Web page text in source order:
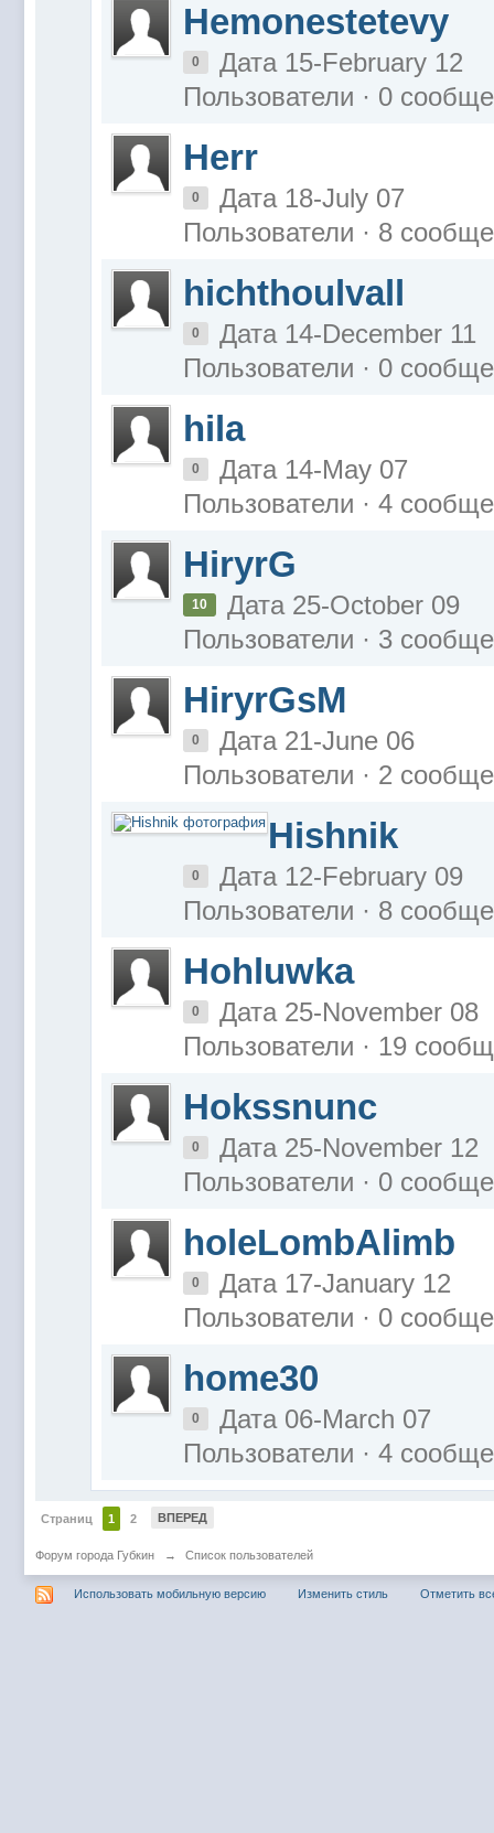
Hemonestetevy
0
Дата 15-February 12
Пользователи · 0
Herr
0
Дата 18-July 07
Пользователи · 8
hichthoulvall
0
Дата 14-December 11
Пользователи · 0
hila
0
Дата 14-May 07
Пользователи · 4
HiryrG
10
Дата 25-October 09
Пользователи · 3
HiryrGsM
0
Дата 21-June 06
Пользователи · 2
Hishnik
0
Дата 12-February 09
Пользователи · 8
Hohluwka
0
Дата 25-November 08
Пользователи · 19
Hokssnunc
0
Дата 25-November 12
Пользователи · 0
holeLombAlimb
0
Дата 17-January 12
Пользователи · 0
home30
0
Дата 06-March 07
Пользователи · 4
Страниц 1 2 ВПЕРЕД
Форум города Губкин → Список пользователей
Использовать мобильную версию Изменить стиль Отметить